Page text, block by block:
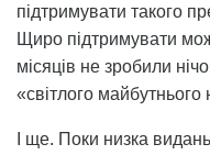
підтримувати такого
Щиро підтримувати
місяців не зробили
«світлого майбутнього
І ще. Поки низка